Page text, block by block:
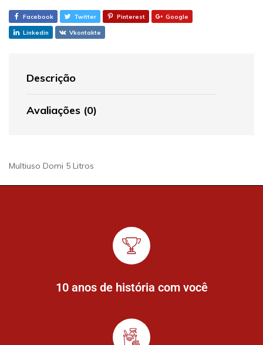
Facebook Twitter Pinterest Google
Linkedin Vkontakte
Descrição
Avaliações (0)
Multiuso Domi 5 Litros
10 anos de história com você